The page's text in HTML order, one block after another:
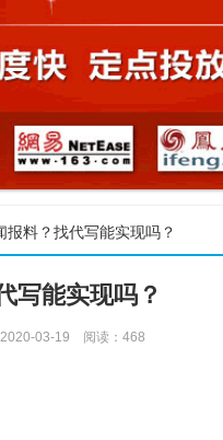
报料？找代写能实现吗？
写能实现吗？
03-19 阅读： 468